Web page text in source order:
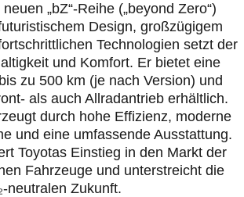
„bZ“-Reihe („beyond Zero“)
Design, großzügigem
Technologien setzt der
und Komfort. Er bietet eine
zu 500 km (je nach Version) und
als auch Allradantrieb erhältlich.
durch hohe Effizienz, moderne
und eine umfassende Ausstattung.
Toyotas Einstieg in den Markt der
Fahrzeuge und unterstreicht die
neutralen Zukunft.